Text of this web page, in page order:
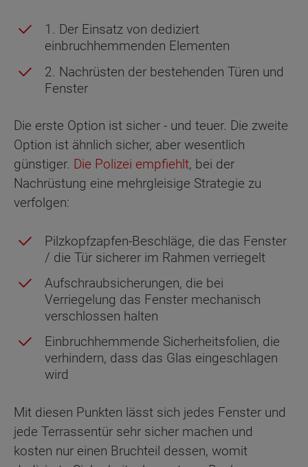
1. Der Einsatz von dediziert
einbruchhemmenden Elementen
2. Nachrüsten der bestehenden Türen und
Fenster
Die erste Option ist sicher - und teuer. Die zweite
Option ist ähnlich sicher, aber wesentlich
günstiger. Die Polizei empfiehlt, bei der
Nachrüstung eine mehrgleisige Strategie zu
verfolgen:
Pilzkopfzapfen-Beschläge, die das Fenster
/ die Tür sicherer im Rahmen verriegelt
Aufschraubsicherungen, die bei
Verriegelung das Fenster mechanisch
verschlossen halten
Einbruchhemmende Sicherheitsfolien, die
verhindern, dass das Glas eingeschlagen
wird
Mit diesen Punkten lässt sich jedes Fenster und
jede Terrassentür sehr sicher machen und
kosten nur einen Bruchteil dessen, womit